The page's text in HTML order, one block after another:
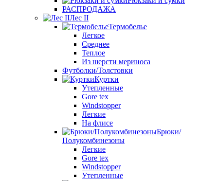
РАСПРОДАЖА
Лес II
Термобелье
Легкое
Среднее
Теплое
Из шерсти мериноса
Футболки/Толстовки
Куртки
Утепленные
Gore tex
Windstopper
Легкие
На флисе
Брюки/
Полукомбинезоны
Легкие
Gore tex
Windstopper
Утепленные